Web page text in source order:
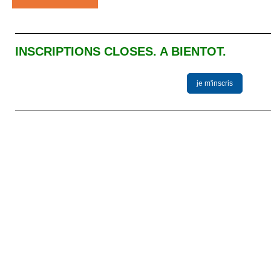
INSCRIPTIONS CLOSES. A BIENTOT.
je m'inscris